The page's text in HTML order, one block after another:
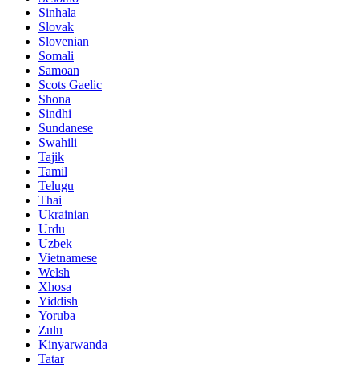
Sinhala
Slovak
Slovenian
Somali
Samoan
Scots Gaelic
Shona
Sindhi
Sundanese
Swahili
Tajik
Tamil
Telugu
Thai
Ukrainian
Urdu
Uzbek
Vietnamese
Welsh
Xhosa
Yiddish
Yoruba
Zulu
Kinyarwanda
Tatar